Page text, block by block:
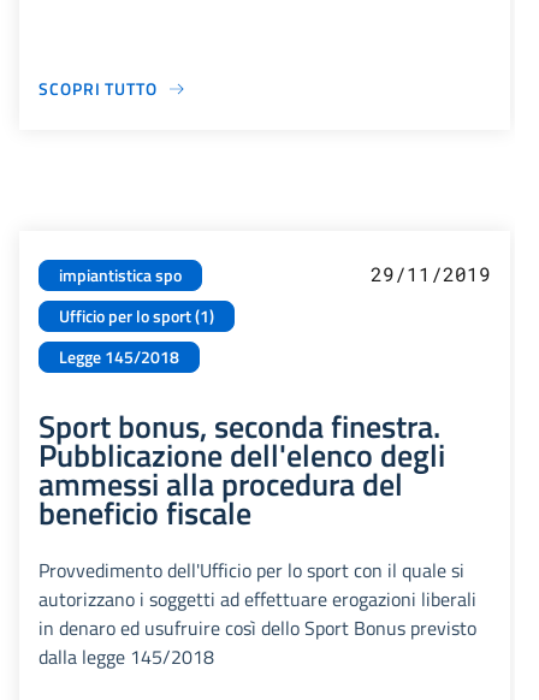
SCOPRI TUTTO
impiantistica spo
Ufficio per lo sport (1)
Legge 145/2018
29/11/2019
Sport bonus, seconda finestra.
Pubblicazione dell'elenco degli
ammessi alla procedura del
beneficio fiscale
Provvedimento dell'Ufficio per lo sport con il quale si
autorizzano i soggetti ad effettuare erogazioni liberali
in denaro ed usufruire così dello Sport Bonus previsto
dalla legge 145/2018